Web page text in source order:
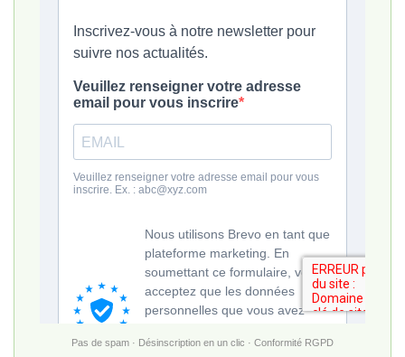
Pas de spam · Désinscription en un clic · Conformité RGPD